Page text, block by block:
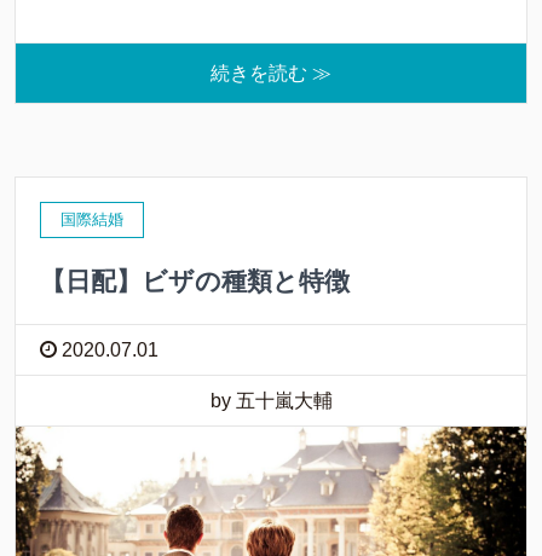
続きを読む ≫
国際結婚
【日配】ビザの種類と特徴
2020.07.01
by 五十嵐大輔